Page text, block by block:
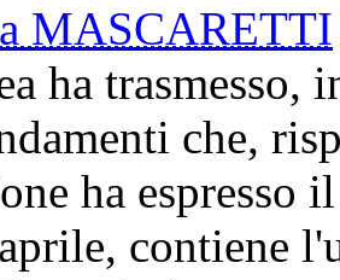
MASCARETTI
ha trasmesso,
che,
ha espresso
contiene